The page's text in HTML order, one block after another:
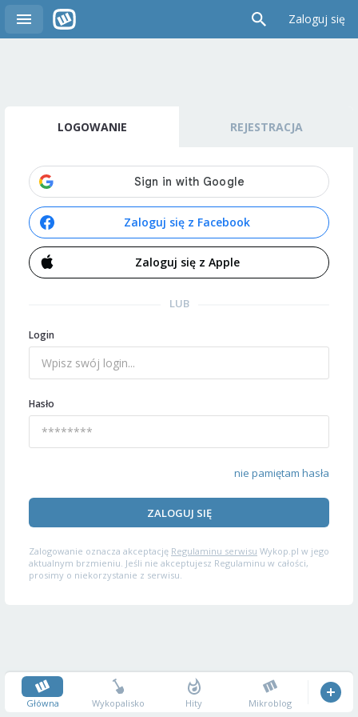
Zaloguj się
LOGOWANIE REJESTRACJA
Zaloguj się z Facebook
Zaloguj się z Apple
LUB
Login
Hasło
nie pamiętam hasła
ZALOGUJ SIĘ
Zalogowanie oznacza akceptację Regulaminu serwisu Wykop.pl w jego
aktualnym brzmieniu. Jeśli nie akceptujesz Regulaminu w całości,
prosimy o niekorzystanie z serwisu.
Główna Wykopalisko Hity Mikroblog